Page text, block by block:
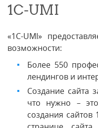
1C-UMI
«1С-UMI»
возможности:
Более 550
лендингов и
Создание сайта
что нужно –
создания сайтов